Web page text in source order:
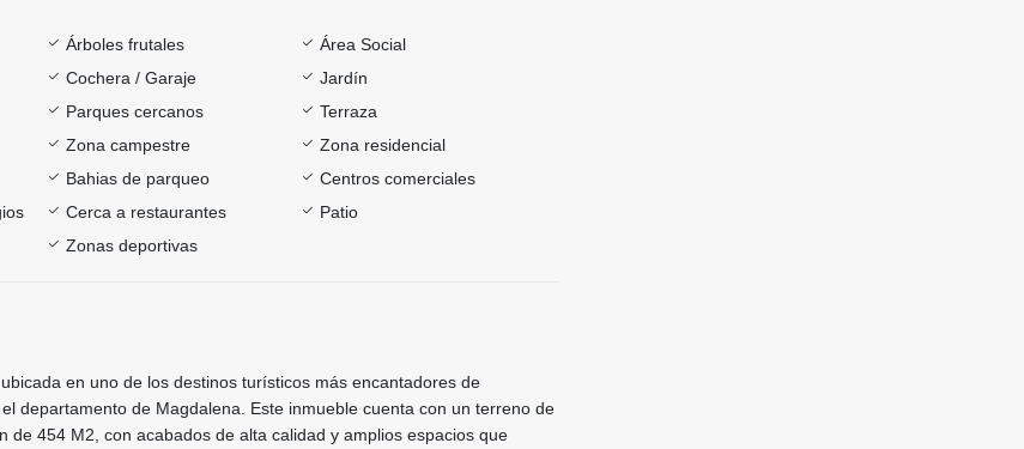
Árboles frutales
Área Social
Cochera / Garaje
Jardín
Parques cercanos
Terraza
Zona campestre
Zona residencial
Bahias de parqueo
Centros comerciales
Cerca a restaurantes
Patio
Zonas deportivas
en uno de los destinos turísticos más encantadores de
departamento de Magdalena. Este inmueble cuenta con un terreno de
de 454 M2, con acabados de alta calidad y amplios espacios que